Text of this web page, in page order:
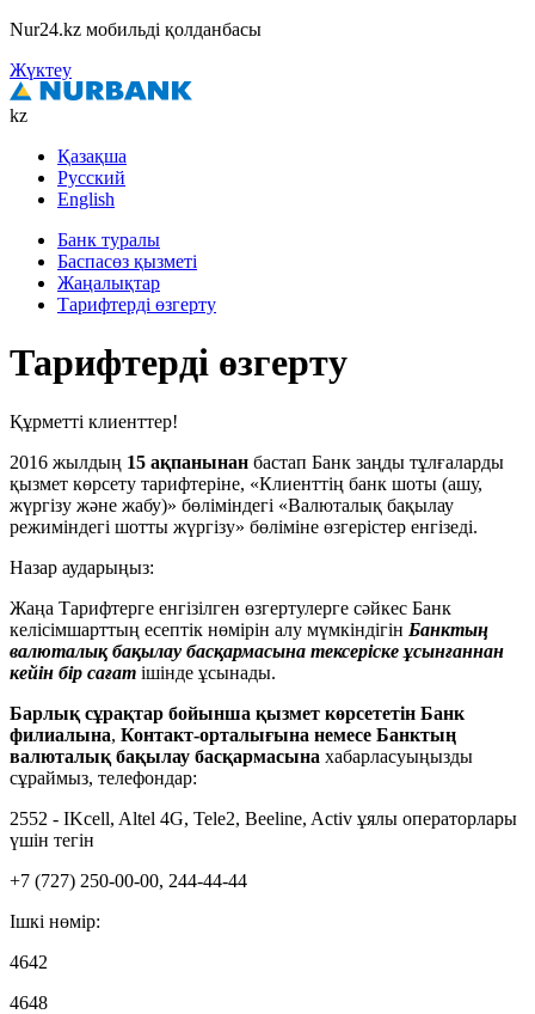
Nur24.kz мобильді қолданбасы
Жүктеу
kz
Қазақша
Русский
English
Банк туралы
Баспасөз қызметі
Жаңалықтар
Тарифтерді өзгерту
Тарифтерді өзгерту
Құрметті клиенттер!
2016 жылдың 15 ақпанынан бастап Банк заңды тұлғаларды
қызмет көрсету тарифтеріне, «Клиенттің банк шоты (ашу,
жүргізу және жабу)» бөліміндегі «Валюталық бақылау
режиміндегі шотты жүргізу» бөліміне өзгерістер енгізеді.
Назар аударыңыз:
Жаңа Тарифтерге енгізілген өзгертулерге сәйкес Банк
келісімшарттың есептік нөмірін алу мүмкіндігін Банктың
валюталық бақылау басқармасына тексеріске ұсынғаннан
кейін бір сағат ішінде ұсынады.
Барлық сұрақтар бойынша қызмет көрсететін Банк
филиалына, Контакт-орталығына немесе Банктың
валюталық бақылау басқармасына хабарласуыңызды
сұраймыз, телефондар:
2552 - IKcell, Altel 4G, Tele2, Beeline, Activ ұялы операторлары
үшін тегін
+7 (727) 250-00-00, 244-44-44
Iшкі нөмір:
4642
4648